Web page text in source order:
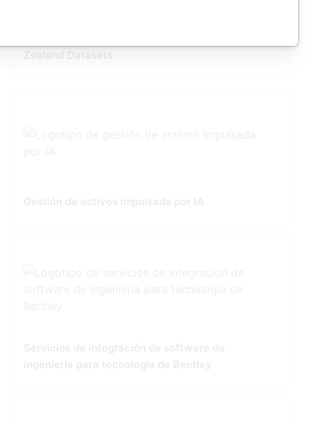
Zealand Datasets